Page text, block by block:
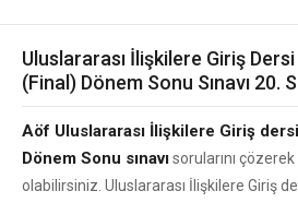
Uluslararası İlişkilere Giriş Dersi
(Final) Dönem Sonu Sınavı 20.
Aöf Uluslararası İlişkilere Giriş dersi
Dönem Sonu sınavısorularını çözerek
olabilirsiniz. Uluslararası İlişkilere Giriş